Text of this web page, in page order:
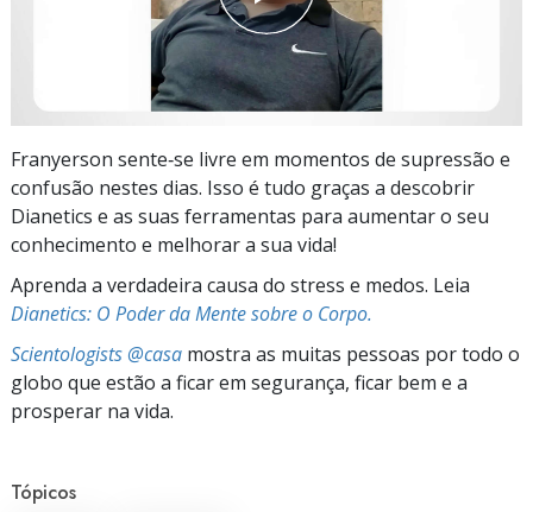
Franyerson sente‑se livre em momentos de supressão e
confusão nestes dias. Isso é tudo graças a descobrir
Dianetics e as suas ferramentas para aumentar o seu
conhecimento e melhorar a sua vida!
Aprenda a verdadeira causa do stress e medos. Leia
Dianetics: O Poder da Mente sobre o Corpo.
Scientologists @casa mostra as muitas pessoas por todo o
globo que estão a ficar em segurança, ficar bem e a
prosperar na vida.
Tópicos